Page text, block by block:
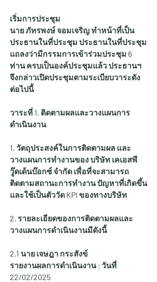
เริ่มการประชุม
นาย ภัทรพงษ์ จอมเจริญ ทำหน้าที่เป็น
ประธานในที่ประชุม ประธานในที่ประชุม
แถลงว่ามีกรรมการเข้าร่วมประชุม 6
ท่าน ครบเป็นองค์ประชุมแล้ว ประธานฯ
จึงกล่าวเปิดประชุมตามระเบียบวาระดัง
ต่อไปนี้
วาระที่ 1. ติดตามผลและวางแผนการ
ดำเนินงาน
1. วัตถุประสงค์ในการติดตามผล และ
วางแผนการทำงานของ บริษัท เคเอสพี
วู๊ดเด้นบ๊อกซ์ จำกัด เพื่อที่จะสามารถ
ติดตามสถานะการทำงาน ปัญหาที่เกิดขึ้น
และใช้เป็นตัววัด KPI ของทางบริษัท
2. รายละเอียดของการติดตามผลและ
วางแผนการดำเนินงานมีดังนี้
2.1 นาย เจษฎา กระสังข์
รายงานผลการดำเนินงาน : วันที่
22/02/2025